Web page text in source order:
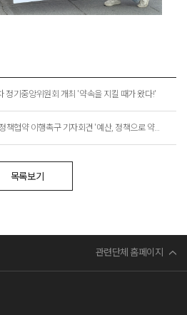
정기중앙위원회 개최 '약속을 지킬 때가 왔다!'
이재명 대통령 정책협약 이행촉구 기자회견 '예산, 정책으로 약속지켜라!'
목록보기
관련단체 홈페이지